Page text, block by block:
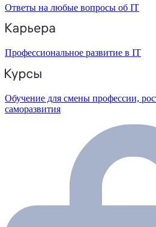
Ответы на любые вопросы об IT
Профессиональное развитие в IT
Обучение для смены профессии,
саморазвития